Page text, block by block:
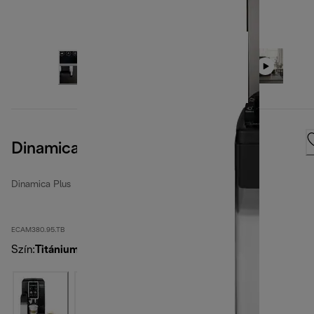
Dinamica Plus
Dinamica Plus
ECAM380.95.TB
Szín: Titánium fekete